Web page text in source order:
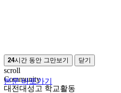
24시간 동안 그만보기 닫기
본문 바로가기
scroll
Community
대전대성고 학교활동